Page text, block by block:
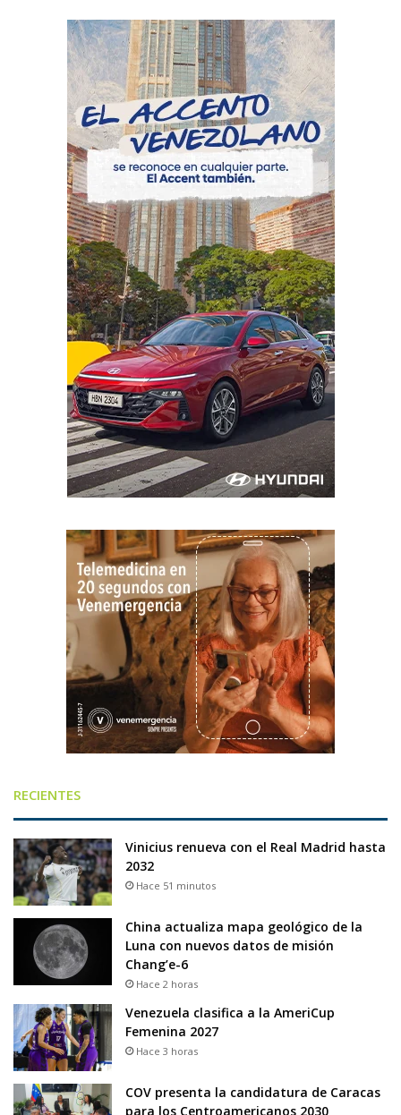
RECIENTES
Vinicius renueva con el Real Madrid hasta
2032
Hace 51 minutos
China actualiza mapa geológico de la
Luna con nuevos datos de misión
Chang’e-6
Hace 2 horas
Venezuela clasifica a la AmeriCup
Femenina 2027
Hace 3 horas
COV presenta la candidatura de Caracas
para los Centroamericanos 2030